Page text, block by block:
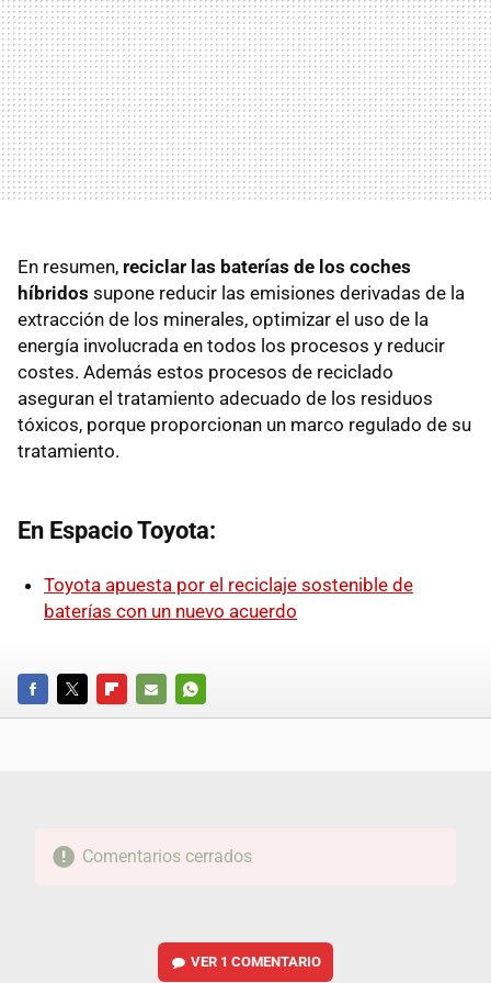
En resumen, reciclar las baterías de los coches
híbridos supone reducir las emisiones derivadas de la
extracción de los minerales, optimizar el uso de la
energía involucrada en todos los procesos y reducir
costes. Además estos procesos de reciclado
aseguran el tratamiento adecuado de los residuos
tóxicos, porque proporcionan un marco regulado de su
tratamiento.
En Espacio Toyota:
Toyota apuesta por el reciclaje sostenible de
baterías con un nuevo acuerdo
FACEBOOKTWITTERFLIPBOARD
E-
WHATSAPP
Comentarios cerrados
VER 1 COMENTARIO